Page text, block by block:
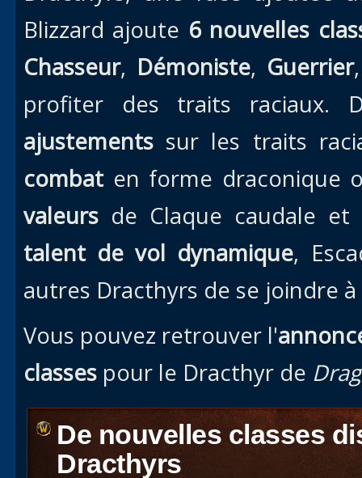
Uldum
Val
Blizzard ajoute 6 nouvelles
Chasseur, Démoniste, Guerrier
profiter des traits raciaux.
ajustements sur les traits
combaten forme draconique
valeurs de Claque caudale
talent de vol dynamique,
autres Dracthyrs de se joindre
Vous pouvez retrouver l'
classes pour le Dracthyr de
De nouvelles classes
Dracthyrs